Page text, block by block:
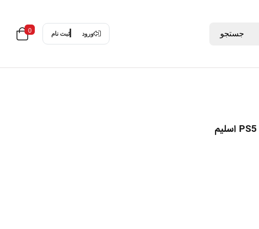
جستجو ورود ثبت نام 0